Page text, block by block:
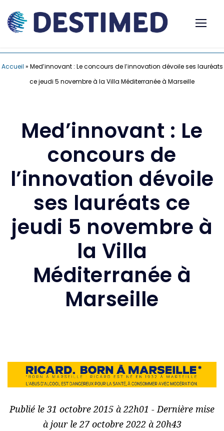
Accueil » Med’innovant : Le concours de l’innovation dévoile ses lauréats
ce jeudi 5 novembre à la Villa Méditerranée à Marseille
Med’innovant : Le
concours de
l’innovation dévoile
ses lauréats ce
jeudi 5 novembre à
la Villa
Méditerranée à
Marseille
Publié le 31 octobre 2015 à 22h01 - Dernière mise
à jour le 27 octobre 2022 à 20h43